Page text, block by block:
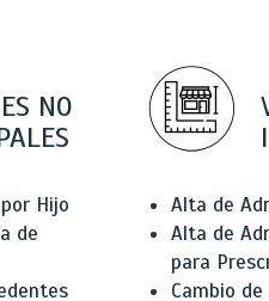
NO
Hijo
de
Alta de
Alta de
para
Cambio